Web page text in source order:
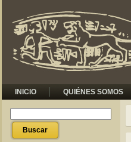
INICIO QUIÉNES SOMOS